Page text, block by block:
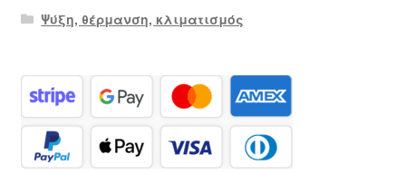
Ψύξη, θέρμανση, κλιματισμός